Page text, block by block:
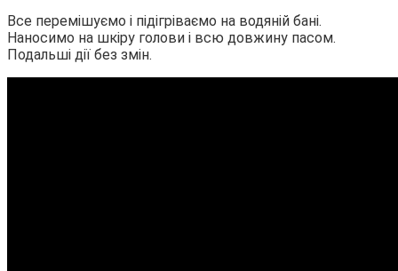
Все перемішуємо і підігріваємо на водяній бані.
Наносимо на шкіру голови і всю довжину пасом.
Подальші дії без змін.